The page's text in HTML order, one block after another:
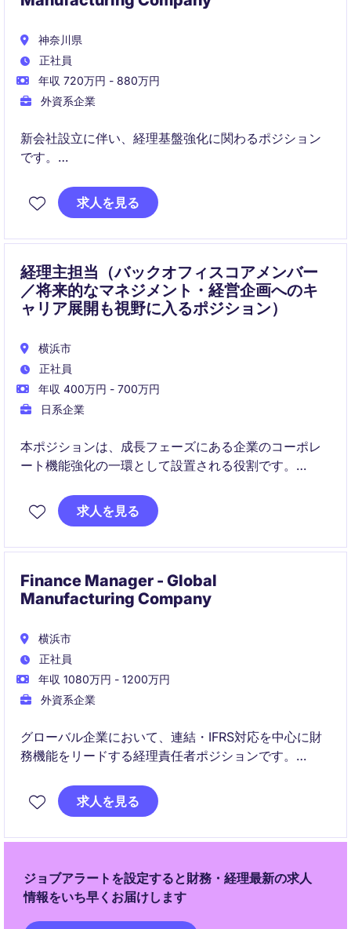
神奈川県
正社員
年収 720万円 - 880万円
外資系企業
新会社設立に伴い、経理基盤強化に関わるポジション
です。
大手グローバル企業の安定基盤のもと、幅広い経理業
務とIFRS知識を習得できる成長機会があります。
求人を見る
経理主担当（バックオフィスコアメンバー
／将来的なマネジメント・経営企画へのキ
ャリア展開も視野に入るポジション）
横浜市
正社員
年収 400万円 - 700万円
日系企業
本ポジションは、成長フェーズにある企業のコーポレ
ート機能強化の一環として設置される役割です。
経理業務を主軸にしながら、営業やCSなど事業部門と
密に連携し、組織全体を支える役割が期待されていま
単なるオペレーションではなく、業務改善や仕組み化
にも関与いただくことが特徴です。
求人を見る
Finance Manager - Global
Manufacturing Company
横浜市
正社員
年収 1080万円 - 1200万円
外資系企業
グローバル企業において、連結・IFRS対応を中心に財
務機能をリードする経理責任者ポジションです。
経営層と近い距離で、ガバナンス強化や財務戦略に関
与できる裁量の大きな役割です。
求人を見る
ジョブアラートを設定すると財務・経理最新の求人
情報をいち早くお届けします